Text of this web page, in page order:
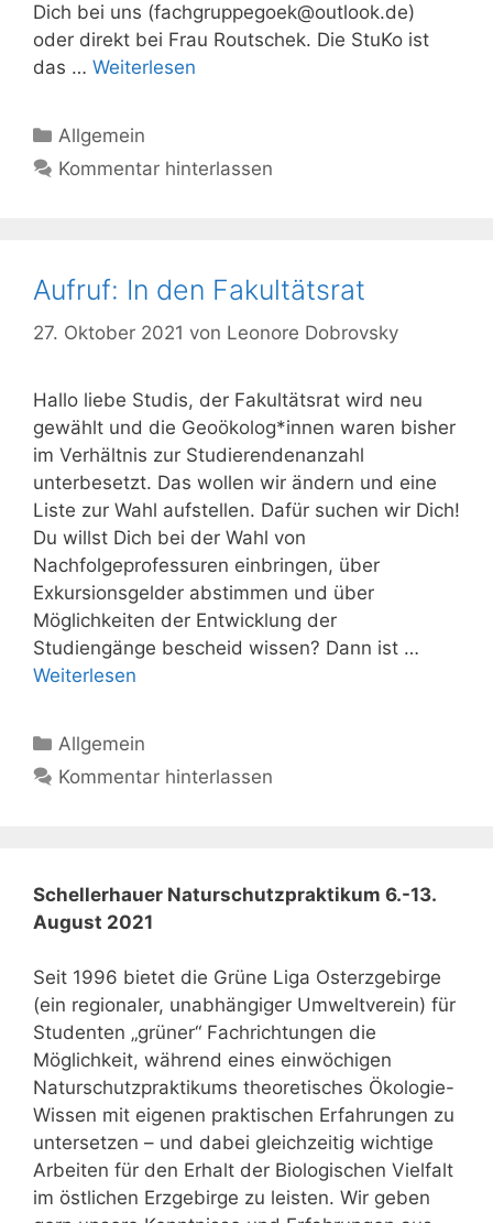
Dich bei uns (fachgruppegoek@outlook.de)
oder direkt bei Frau Routschek. Die StuKo ist
das … Weiterlesen
Kategorien
Allgemein
Kommentar hinterlassen
Aufruf: In den Fakultätsrat
27. Oktober 2021 von Leonore Dobrovsky
Hallo liebe Studis, der Fakultätsrat wird neu
gewählt und die Geoökolog*innen waren bisher
im Verhältnis zur Studierendenanzahl
unterbesetzt. Das wollen wir ändern und eine
Liste zur Wahl aufstellen. Dafür suchen wir Dich!
Du willst Dich bei der Wahl von
Nachfolgeprofessuren einbringen, über
Exkursionsgelder abstimmen und über
Möglichkeiten der Entwicklung der
Studiengänge bescheid wissen? Dann ist …
Weiterlesen
Kategorien
Allgemein
Kommentar hinterlassen
Schellerhauer Naturschutzpraktikum 6.-13.
August 2021
Seit 1996 bietet die Grüne Liga Osterzgebirge
(ein regionaler, unabhängiger Umweltverein) für
Studenten „grüner“ Fachrichtungen die
Möglichkeit, während eines einwöchigen
Naturschutzpraktikums theoretisches Ökologie-
Wissen mit eigenen praktischen Erfahrungen zu
untersetzen – und dabei gleichzeitig wichtige
Arbeiten für den Erhalt der Biologischen Vielfalt
im östlichen Erzgebirge zu leisten. Wir geben